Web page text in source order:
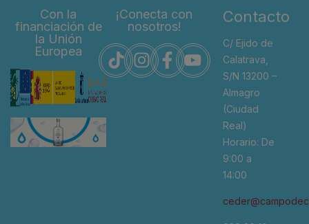
Con la
financiación de
la Unión
Europea
¡Conecta con
nosotros!
Contacto
C/ Ejido de
Calatrava,
S/N 13200 –
Almagro
(Ciudad
Real)
Horario: De
9:00 a
14:00